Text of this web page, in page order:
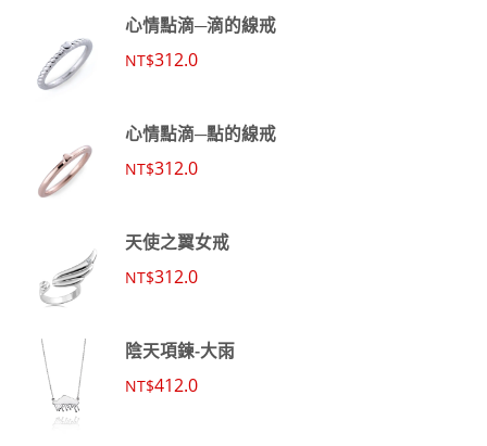
心情點滴─滴的線戒
NT$312.0
心情點滴─點的線戒
NT$312.0
天使之翼女戒
NT$312.0
陰天項鍊-大雨
NT$412.0